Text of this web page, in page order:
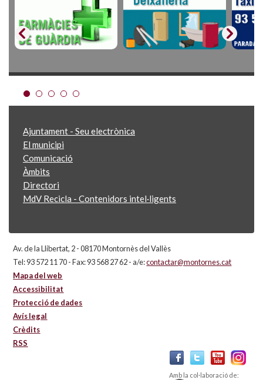
Ajuntament - Seu electrònica
El municipi
Comunicació
Àmbits
Directori
MdV Recicla - Contenidors intel·ligents
Av. de la Llibertat, 2 - 08170 Montornès del Vallès
Tel: 93 572 11 70 - Fax: 93 568 27 62 - a/e:contactar@montornes.cat
Mapa del web
Accessibilitat
Protecció de dades
Avís legal
Crèdits
RSS
Amb la col·laboració de: